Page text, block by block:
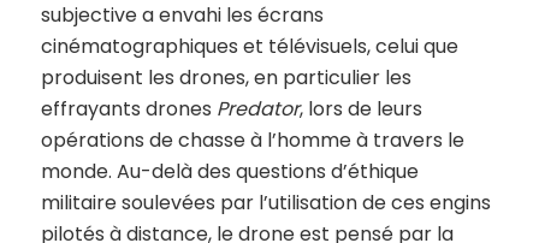
subjective a envahi les écrans
cinématographiques et télévisuels, celui que
produisent les drones, en particulier les
effrayants drones Predator, lors de leurs
opérations de chasse à l’homme à travers le
monde. Au-delà des questions d’éthique
militaire soulevées par l’utilisation de ces engins
pilotés à distance, le drone est pensé par la